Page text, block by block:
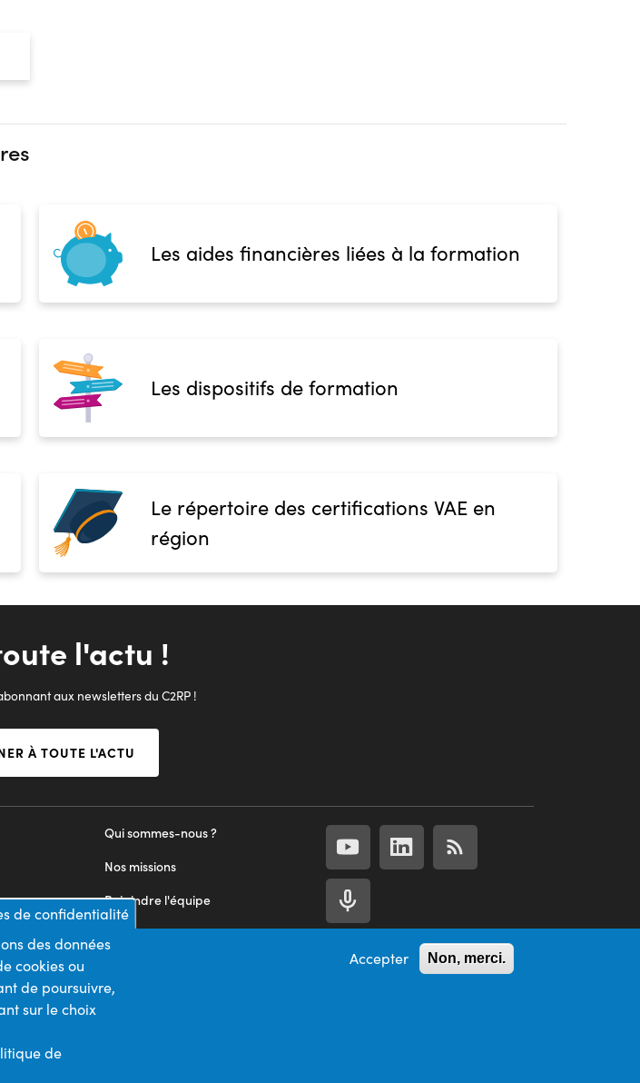
Les aides financières liées à la formation
Les dispositifs de formation
Le répertoire des certifications VAE en
région
l'actu !
aux newsletters du C2RP !
À TOUTE L'ACTU
Qui sommes-nous ?
Nos missions
Rejoindre l'équipe
Nous contacter
de confidentialité
des données
cookies ou
de poursuivre,
sur le choix
de
Accepter Non, merci.